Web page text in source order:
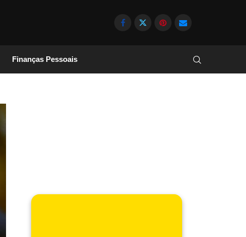
Finanças Pessoais